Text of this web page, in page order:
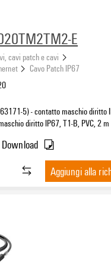
E
cavi patch e cavi
Cavo Patch IP67
5) - contatto maschio diritto
diritto IP67, T1-B, PVC, 2 m
Download
Aggiungi alla